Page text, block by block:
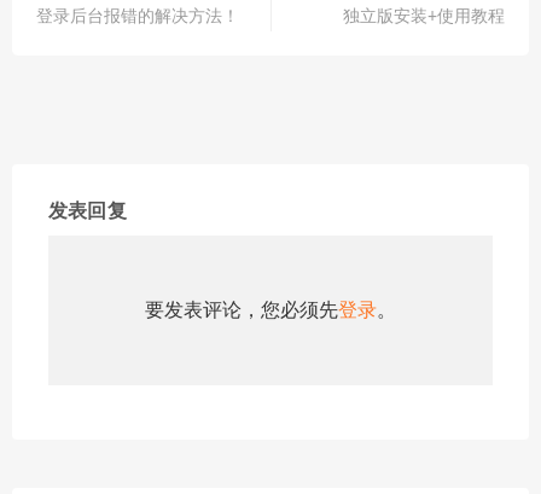
登录后台报错的解决方法！
独立版安装+使用教程
发表回复
要发表评论，您必须先登录。